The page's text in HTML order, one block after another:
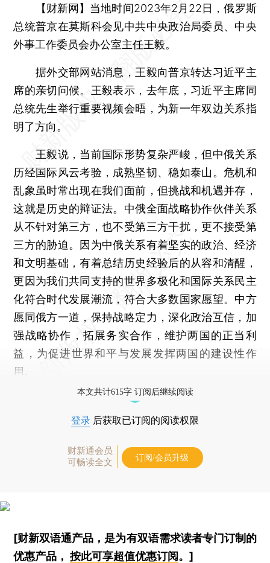
【财新网】 当地时间2023年2月22日，俄罗斯
总统普京在莫斯科会见中共中央政治局委员、中央
外事工作委员会办公室主任王毅。
据外交部网站消息，王毅向普京转达习近平主
席的亲切问候。王毅表示，去年底，习近平主席同
总统先生举行重要视频会晤，为新一年双边关系指
明了方向。
王毅说，当前国际形势复杂严峻，但中俄关系
历经国际风云考验，成熟坚韧、稳如泰山。危机和
乱象虽时常出现在我们面前，但挑战和机遇并存，
这就是历史的辩证法。中俄全面战略协作伙伴关系
从不针对第三方，也不受第三方干扰，更不接受第
三方的胁迫。因为中俄关系有着坚实的政治、经济
和文明基础，有着总结历史经验后的从容和清醒，
更因为我们共同支持的世界多极化和国际关系民主
化符合时代发展潮流，符合大多数国家愿望。中方
愿同俄方一道，保持战略定力，深化政治互信，加
强战略协作，拓展务实合作，维护两国的正当利
益，为促进世界和平与发展发挥两国的建设性作
用。
本文共计615字 订阅后继续阅读
登录 后获取已订阅的阅读权限
财新通会员
可畅读全文
订阅/会员升级
[财新双语通产品，是为有双语需求读者专门订制的
优惠产品，按此可享超值优惠订阅 。]